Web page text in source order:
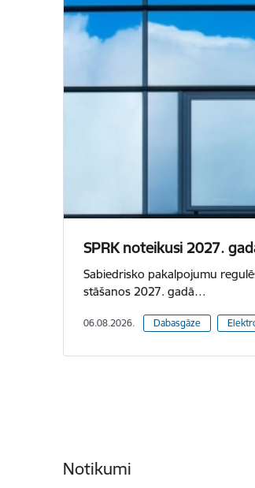
SPRK noteikusi 2027.
Sabiedrisko pakalpojumu
stāšanos 2027. gadā…
06.08.2026. Dabasgāze
Notikumi